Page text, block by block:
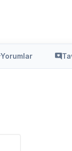
Yorumlar